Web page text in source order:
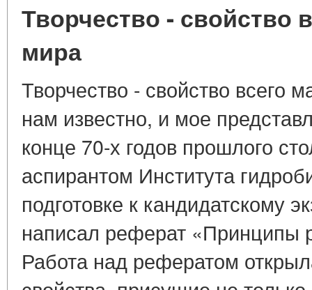
Творчество - свойство
мира
Творчество - свойство всего
нам известно, и мое
конце 70-х годов прошлого
аспирантом Института
подготовке к кандидатскому
написал реферат «Принципы
Работа над рефератом